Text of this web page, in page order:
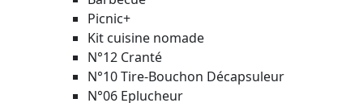
Picnic+
Kit cuisine nomade
N°12 Cranté
N°10 Tire-Bouchon Décapsuleur
N°06 Eplucheur